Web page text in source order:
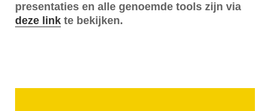
presentaties en alle genoemde tools zijn via
deze link te bekijken.